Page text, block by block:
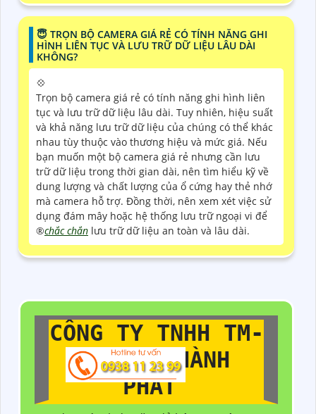
😇 TRỌN BỘ CAMERA GIÁ RẺ CÓ TÍNH NĂNG GHI
HÌNH LIÊN TỤC VÀ LƯU TRỮ DỮ LIỆU LÂU DÀI
KHÔNG?
💠
Trọn bộ camera giá rẻ có tính năng ghi hình liên
tục và lưu trữ dữ liệu lâu dài. Tuy nhiên, hiệu suất
và khả năng lưu trữ dữ liệu của chúng có thể khác
nhau tùy thuộc vào thương hiệu và mức giá. Nếu
bạn muốn một bộ camera giá rẻ nhưng cần lưu
trữ dữ liệu trong thời gian dài, nên tìm hiểu kỹ về
dung lượng và chất lượng của ổ cứng hay thẻ nhớ
mà camera hỗ trợ. Đồng thời, nên xem xét việc sử
dụng đám mây hoặc hệ thống lưu trữ ngoại vi để
®️chắc chắn lưu trữ dữ liệu an toàn và lâu dài.
CÔNG TY TNHH TM-
DV AN THÀNH
PHÁT